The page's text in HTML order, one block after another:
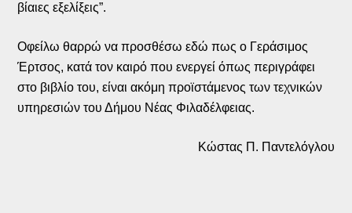
βίαιες εξελίξεις”.
Οφείλω θαρρώ να προσθέσω εδώ πως ο Γεράσιμος
Έρτσος, κατά τον καιρό που ενεργεί όπως περιγράφει
στο βιβλίο του, είναι ακόμη προϊστάμενος των τεχνικών
υπηρεσιών του Δήμου Νέας Φιλαδέλφειας.
Κώστας Π. Παντελόγλου